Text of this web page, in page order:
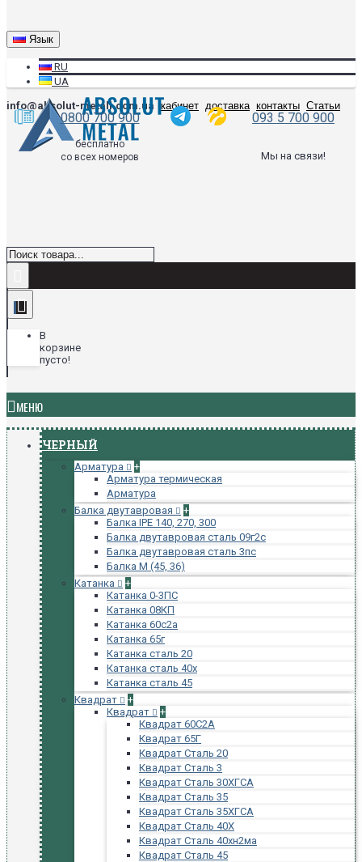
Язык
RU
UA
info@absolut-metall.com.ua
кабинет доставка контакты Статьи
0800 700 900 093 5 700 900
бесплатно
со всех номеров
Мы на связи!
В
корзине
пусто!
МЕНЮ
ЧЕРНЫЙ
Арматура
+
Арматура термическая
Арматура
Балка двутавровая
+
Балка IPE 140, 270, 300
Балка двутавровая сталь 09г2с
Балка двутавровая сталь 3пс
Балка М (45, 36)
Катанка
+
Катанка 0-3ПС
Катанка 08КП
Катанка 60с2а
Катанка 65г
Катанка сталь 20
Катанка сталь 40х
Катанка сталь 45
Квадрат
+
Квадрат
+
Квадрат 60С2А
Квадрат 65Г
Квадрат Сталь 20
Квадрат Сталь 3
Квадрат Сталь 30ХГСА
Квадрат Сталь 35
Квадрат Сталь 35ХГСА
Квадрат Сталь 40Х
Квадрат Сталь 40хн2ма
Квадрат Сталь 45